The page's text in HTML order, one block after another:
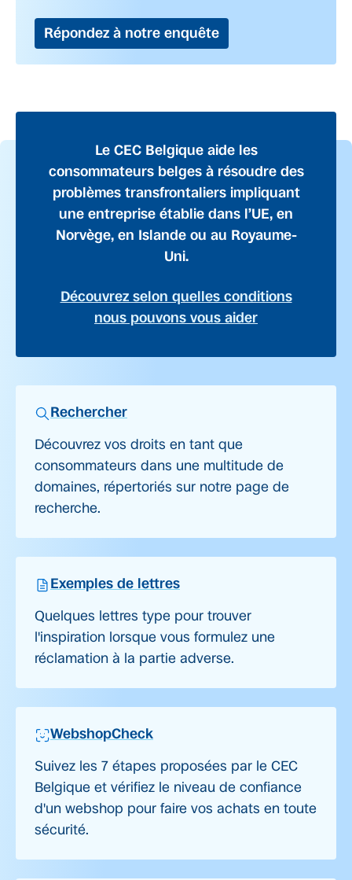
Répondez à notre enquête
Le CEC Belgique aide les
consommateurs belges à résoudre des
problèmes transfrontaliers impliquant
une entreprise établie dans l’UE, en
Norvège, en Islande ou au Royaume-
Uni.
Découvrez selon quelles conditions
nous pouvons vous aider
Rechercher
Découvrez vos droits en tant que
consommateurs dans une multitude de
domaines, répertoriés sur notre page de
recherche.
Exemples de lettres
Quelques lettres type pour trouver
l'inspiration lorsque vous formulez une
réclamation à la partie adverse.
WebshopCheck
Suivez les 7 étapes proposées par le CEC
Belgique et vérifiez le niveau de confiance
d'un webshop pour faire vos achats en toute
sécurité.